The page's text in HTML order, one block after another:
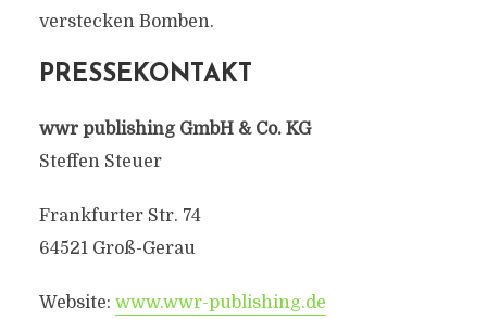
verstecken Bomben.
PRESSEKONTAKT
wwr publishing GmbH & Co. KG
Steffen Steuer
Frankfurter Str. 74
64521 Groß-Gerau
Website: www.wwr-publishing.de